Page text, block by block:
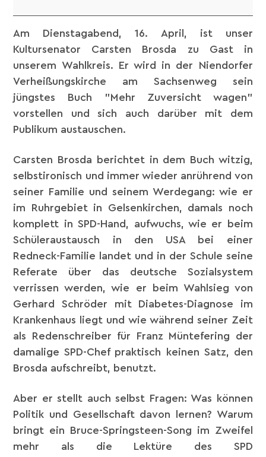
Am Dienstagabend, 16. April, ist unser
Kultursenator Carsten Brosda zu Gast in
unserem Wahlkreis. Er wird in der Niendorfer
Verheißungskirche am Sachsenweg sein
jüngstes Buch "Mehr Zuversicht wagen"
vorstellen und sich auch darüber mit dem
Publikum austauschen.
Carsten Brosda berichtet in dem Buch witzig,
selbstironisch und immer wieder anrührend von
seiner Familie und seinem Werdegang: wie er
im Ruhrgebiet in Gelsenkirchen, damals noch
komplett in SPD-Hand, aufwuchs, wie er beim
Schüleraustausch in den USA bei einer
Redneck-Familie landet und in der Schule seine
Referate über das deutsche Sozialsystem
verrissen werden, wie er beim Wahlsieg von
Gerhard Schröder mit Diabetes-Diagnose im
Krankenhaus liegt und wie während seiner Zeit
als Redenschreiber für Franz Müntefering der
damalige SPD-Chef praktisch keinen Satz, den
Brosda aufschreibt, benutzt.
Aber er stellt auch selbst Fragen: Was können
Politik und Gesellschaft davon lernen? Warum
bringt ein Bruce-Springsteen-Song im Zweifel
mehr als die Lektüre des SPD